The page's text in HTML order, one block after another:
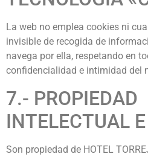
La web no emplea cookies ni
invisible de recogida de
navega por ella, respetando en
confidencialidad e intimidad del
7.- PROPIEDAD
INTELECTUAL
Son propiedad de HOTEL